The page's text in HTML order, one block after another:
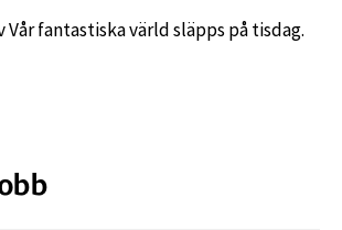
Vår fantastiska värld släpps på tisdag.